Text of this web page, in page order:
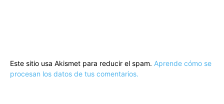
Este sitio usa Akismet para reducir el spam. Aprende cómo se
procesan los datos de tus comentarios.